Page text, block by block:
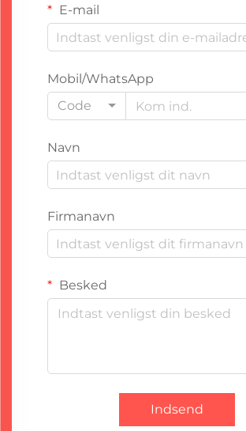
E-mail
Mobil/WhatsApp
Code
Navn
Firmanavn
Besked
Indsend